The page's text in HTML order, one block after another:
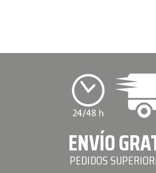
ENVÍO
PEDIDOS